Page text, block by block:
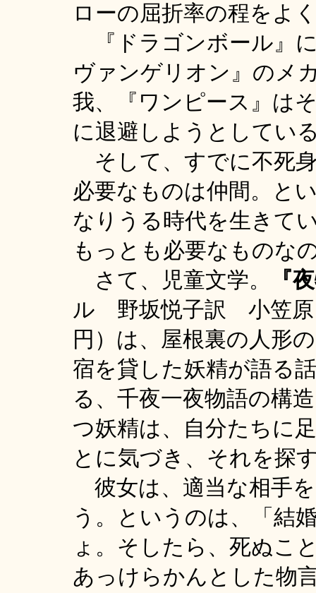
ローの屈折率の程をよ
『ドラゴンボール』
ヴァンゲリオン』のメ
我、『ワンピース』は
に退避しようとしてい
そして、すでに不死
必要なものは仲間。と
なりうる時代を生きて
もっとも必要なものな
さて、児童文学。
『夜
ル 野坂悦子訳 小笠
円）は、屋根裏の人形
宿を貸した妖精が語る
る、千夜一夜物語の構
つ妖精は、自分たちに
とに気づき、それを探
彼女は、適当な相手
う。というのは、「結
ょ。そしたら、死ぬこ
あっけらかんとした物